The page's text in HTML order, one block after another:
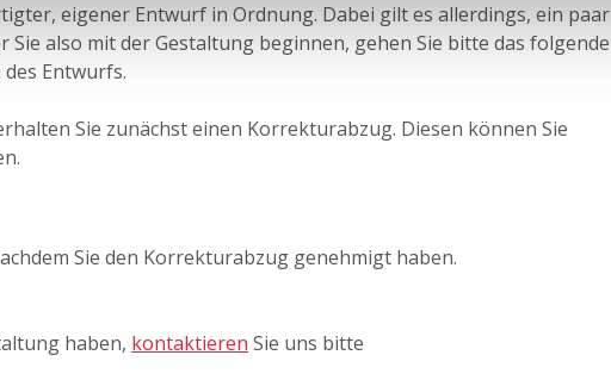
eigener Entwurf in Ordnung. Dabei gilt es allerdings, ein paar
Sie also mit der Gestaltung beginnen, gehen Sie bitte das folgende
Entwurfs.
Sie zunächst einen Korrekturabzug. Diesen können Sie
Sie den Korrekturabzug genehmigt haben.
haben, kontaktieren Sie uns bitte